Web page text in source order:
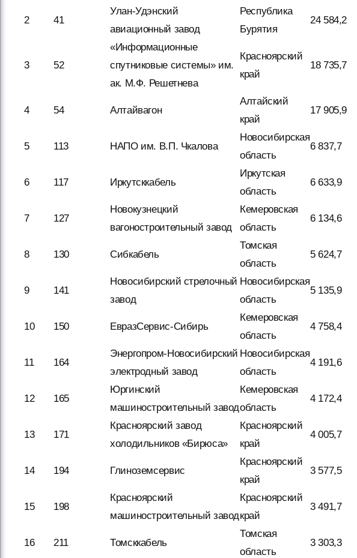
2 41
Улан-Удэнский
авиационный завод
Республика
Бурятия
24 584,2
3 52
«Информационные
спутниковые системы» им.
ак. М.Ф. Решетнева
Красноярский
край
18 735,7
4 54 Алтайвагон
Алтайский
край
17 905,9
5 113 НАПО им. В.П. Чкалова
Новосибирская
область
6 837,7
6 117 Иркутсккабель
Иркутская
область
6 633,9
7 127
Новокузнецкий
вагоностроительный завод
Кемеровская
область
6 134,6
8 130 Сибкабель
Томская
область
5 624,7
9 141
Новосибирский стрелочный
завод
Новосибирская
область
5 135,9
10 150 ЕвразСервис-Сибирь
Кемеровская
область
4 758,4
11 164
Энергопром-Новосибирский
электродный завод
Новосибирская
область
4 191,6
12 165
Юргинский
машиностроительный завод
Кемеровская
область
4 172,4
13 171
Красноярский завод
холодильников «Бирюса»
Красноярский
край
4 005,7
14 194 Глиноземсервис
Красноярский
край
3 577,5
15 198
Красноярский
машиностроительный завод
Красноярский
край
3 491,7
16 211 Томсккабель
Томская
область
3 303,3